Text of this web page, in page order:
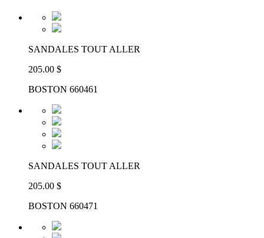
SANDALES TOUT ALLER
205.00 $
BOSTON 660461
SANDALES TOUT ALLER
205.00 $
BOSTON 660471